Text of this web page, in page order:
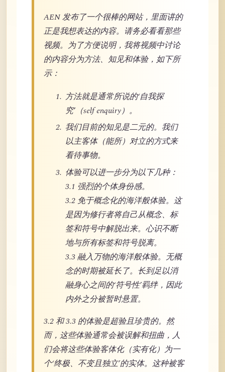
AEN 发布了一个很棒的网站，里面讲的
正是我想表达的内容。请务必看看那些
视频。为了方便说明，我将视频中讨论
的内容分为方法、知见和体验，如下所
示：
方法就是通常所说的‘自我探
究’（self enquiry）。
我们目前的知见是二元的。我们
以主客体（能所）对立的方式来
看待事物。
体验可以进一步分为以下几种：
3.1 强烈的个体身份感。
3.2 免于概念化的海洋般体验。这
是因为修行者将自己从概念、标
签和符号中解脱出来。心识不断
地与所有标签和符号脱离。
3.3 融入万物的海洋般体验。无概
念的时期被延长了。长到足以消
融身心之间的‘符号性’羁绊，因此
内外之分被暂时悬置。
3.2 和 3.3 的体验是超验且珍贵的。然
而，这些体验通常会被误解和扭曲，人
们会将这些体验客体化（实有化）为一
个‘终极、不变且独立’的实体。这种被客